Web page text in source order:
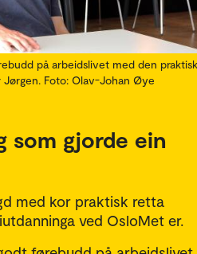
på arbeidslivet med den
Jørgen. Foto: Olav-Johan Øye
som gjorde ein
med kor praktisk retta
ved OsloMet er.